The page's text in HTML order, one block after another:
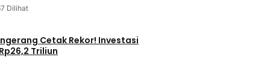
Dilihat
Cetak Rekor! Investasi
Triliun